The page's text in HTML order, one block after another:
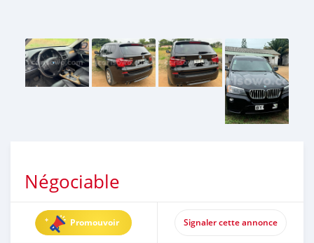
Négociable
Promouvoir Signaler cette annonce